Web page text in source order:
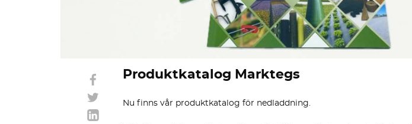
Produktkatalog Marktegs
Nu finns vår produktkatalog för nedladdning.